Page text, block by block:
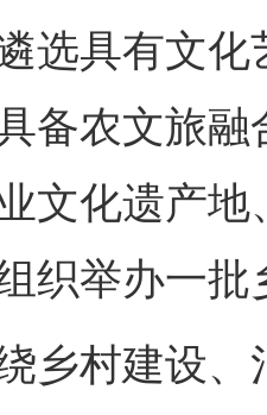
选具有文
备农文旅
文化遗产
织举办一
村建设、